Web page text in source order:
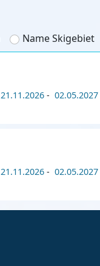
Name Skigebiet
21.11.2026- 02.05.2027
21.11.2026- 02.05.2027